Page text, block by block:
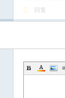
回复